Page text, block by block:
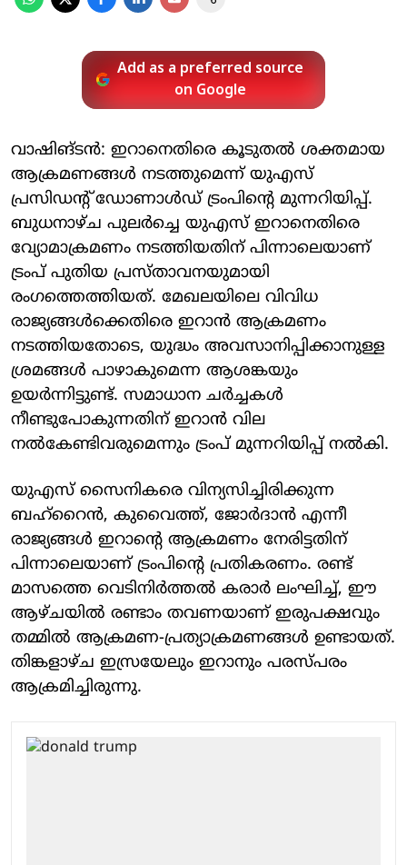
Add as a preferred source
on Google
വാഷിങ്ടന്‍: ഇറാനെതിരെ കൂടുതല്‍ ശക്തമായ
ആക്രമണങ്ങള്‍ നടത്തുമെന്ന് യുഎസ്
പ്രസിഡന്റ് ഡോണാള്‍ഡ് ട്രംപിന്റെ മുന്നറിയിപ്പ്.
ബുധനാഴ്ച പുലര്‍ച്ചെ യുഎസ് ഇറാനെതിരെ
വ്യോമാക്രമണം നടത്തിയതിന് പിന്നാലെയാണ്
ട്രംപ് പുതിയ പ്രസ്താവനയുമായി
രംഗത്തെത്തിയത്. മേഖലയിലെ വിവിധ
രാജ്യങ്ങള്‍ക്കെതിരെ ഇറാന്‍ ആക്രമണം
നടത്തിയതോടെ, യുദ്ധം അവസാനിപ്പിക്കാനുള്ള
ശ്രമങ്ങള്‍ പാഴാകുമെന്ന ആശങ്കയും
ഉയര്‍ന്നിട്ടുണ്ട്. സമാധാന ചര്‍ച്ചകള്‍
നീണ്ടുപോകുന്നതിന് ഇറാന്‍ വില
നല്‍കേണ്ടിവരുമെന്നും ട്രംപ് മുന്നറിയിപ്പ് നല്‍കി.
യുഎസ് സൈനികരെ വിന്യസിച്ചിരിക്കുന്ന
ബഹ്‌റൈന്‍, കുവൈത്ത്, ജോര്‍ദാന്‍ എന്നീ
രാജ്യങ്ങള്‍ ഇറാന്റെ ആക്രമണം നേരിട്ടതിന്
പിന്നാലെയാണ് ട്രംപിന്റെ പ്രതികരണം. രണ്ട്
മാസത്തെ വെടിനിര്‍ത്തല്‍ കരാര്‍ ലംഘിച്ച്, ഈ
ആഴ്ചയില്‍ രണ്ടാം തവണയാണ് ഇരുപക്ഷവും
തമ്മില്‍ ആക്രമണ-പ്രത്യാക്രമണങ്ങള്‍ ഉണ്ടായത്.
തിങ്കളാഴ്ച ഇസ്രയേലും ഇറാനും പരസ്പരം
ആക്രമിച്ചിരുന്നു.